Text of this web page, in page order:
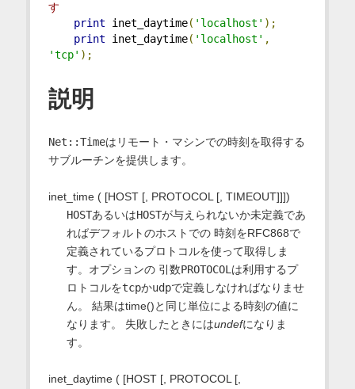
す
print inet_daytime( 'localhost' );
print inet_daytime( 'localhost' ,
'tcp' );
説明
Net::Timeはリモート・マシンでの時刻を取得する
サブルーチンを提供します。
inet_time ( [HOST [, PROTOCOL [, TIMEOUT]]])
HOSTあるいはHOSTが与えられないか未定義であ
ればデフォルトのホストでの 時刻をRFC868で
定義されているプロトコルを使って取得しま
す。オプションの 引数PROTOCOL は利用するプ
ロトコルをtcpかudpで定義しなければなりませ
ん。 結果はtime()と同じ単位による時刻の値に
なります。 失敗したときにはundefになりま
す。
inet_daytime ( [HOST [, PROTOCOL [,